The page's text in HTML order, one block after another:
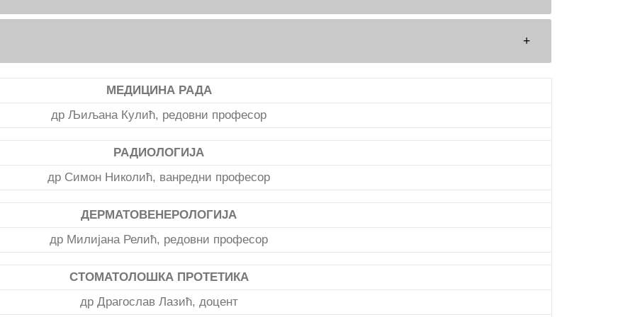
МЕДИЦИНА РАДА
др Љиљана Кулић, редовни професор
РАДИОЛОГИЈА
др Симон Николић, ванредни професор
ДЕРМАТОВЕНЕРОЛОГИЈА
др Милијана Релић, редовни професор
СТОМАТОЛОШКА ПРОТЕТИКА
др Драгослав Лазић, доцент